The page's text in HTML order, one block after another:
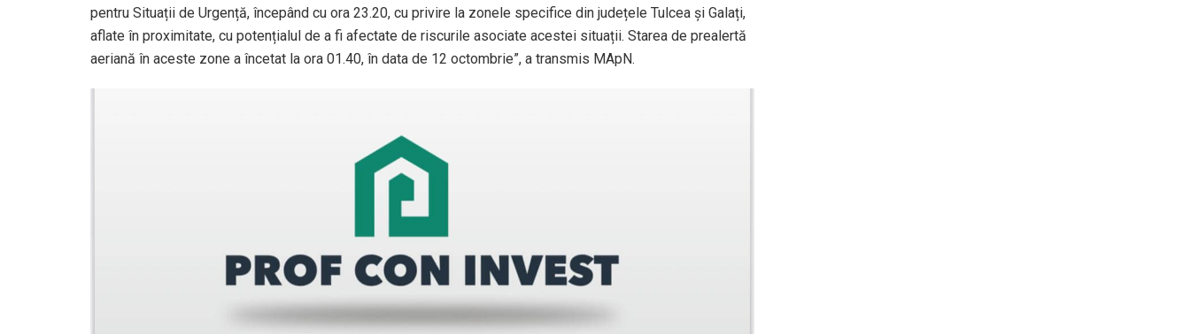
pentru Situații de Urgență, începând cu ora 23.20, cu privire la zonele specifice din județele Tulcea și Galați,
aflate în proximitate, cu potențialul de a fi afectate de riscurile asociate acestei situații. Starea de prealertă
aeriană în aceste zone a încetat la ora 01.40, în data de 12 octombrie”, a transmis MApN.